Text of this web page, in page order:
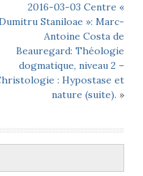
2016-03-03 Centre «
Staniloae »: Marc-
Antoine Costa de
Beauregard: Théologie
dogmatique, niveau 2 –
: Hypostase et
nature (suite). »